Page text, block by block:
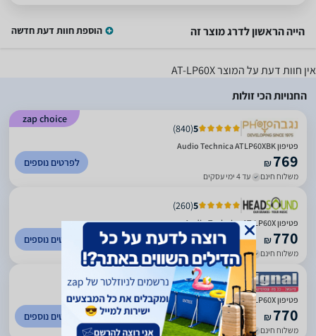
הייה הראשון לדרג מוצר זה הוספת חוות דעת חדשה
אין חוות דעת על המוצרAT-LP60X
החנויות הכי זולות
zap choice
5
(
840
)
פטיפון Audio Technica ATLP60XBK
₪769
משלוח חינם עד 4 ימי עסקים
לפרטים נוספים
5
(
260
)
פטיפון Audio Technica AT-LP60X
₪770
משלוח חינם עד 4 ימי עסקים
לפרטים נוספים
5
(
196
)
פטיפון Audio-Technica AT-LP60X
₪770
משלוח חינם עד 5 ימי עסקים
לפרטים נוספים